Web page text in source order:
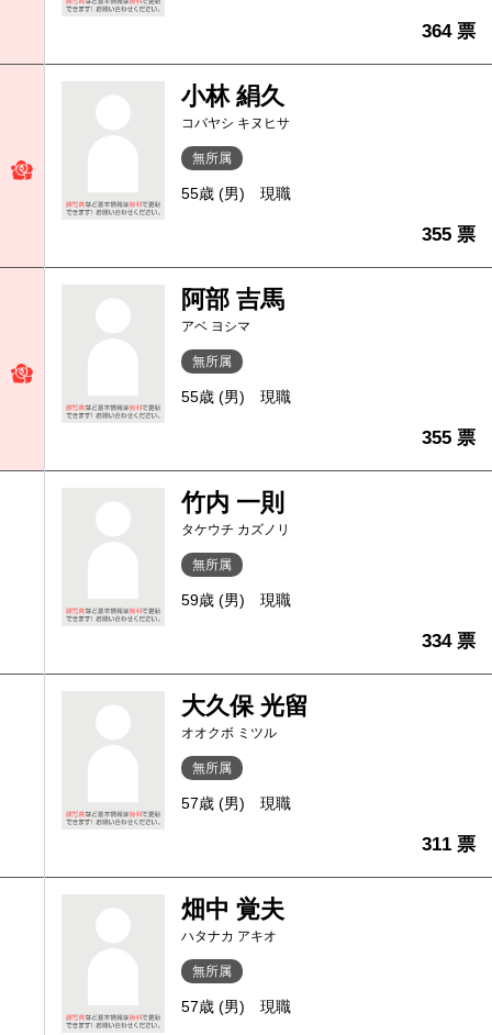
364 票
小林 絹久
コバヤシ キヌヒサ
無所属
55歳 (男) 現職
355 票
阿部 吉馬
アベ ヨシマ
無所属
55歳 (男) 現職
355 票
竹内 一則
タケウチ カズノリ
無所属
59歳 (男) 現職
334 票
大久保 光留
オオクボ ミツル
無所属
57歳 (男) 現職
311 票
畑中 覚夫
ハタナカ アキオ
無所属
57歳 (男) 現職